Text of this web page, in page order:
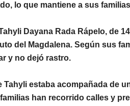
lo que mantiene a sus
ahyli Dayana Rada Rápelo, de
del Magdalena. Según sus
y no dejó rastro.
estaba acompañada de
han recorrido calles y